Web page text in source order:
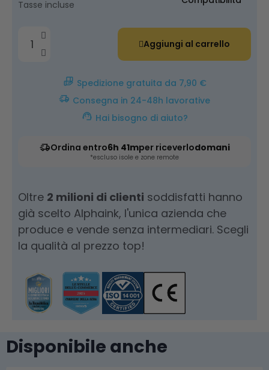
Tasse incluse
Aggiungi al carrello
Spedizione gratuita da 7,90 €
Consegna in 24-48h lavorative
Hai bisogno di aiuto?
Ordina entro6h 41mper riceverlodomani
*escluso isole e zone remote
Oltre 2 milioni di clienti soddisfatti hanno
già scelto Alphaink, l'unica azienda che
produce e vende senza intermediari. Scegli
la qualità al prezzo top!
Disponibile anche